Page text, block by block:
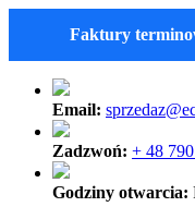
Faktury
Email:
Zadzwoń: + 48
Godziny otwarcia: